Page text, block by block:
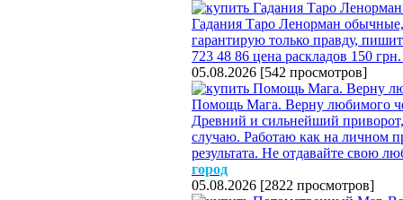
Гадания Таро Ленорман
гарантирую только правду,
723 48 86 цена раскладов 150
05.08.2026 [542 просмотров]
Помощь Мага. Верну любимого
Древний и сильнейший
случаю. Работаю как на личном
результата. Не отдавайте свою
город
05.08.2026 [2822 просмотров]